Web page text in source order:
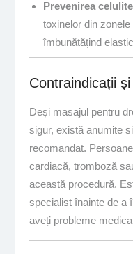
Prevenirea
toxinelor din
îmbunătățind
Contraindicații
Deși masajul pentru
sigur, există anumite
recomandat.
cardiacă, tromboză
această procedură.
specialist înainte de a
aveți probleme